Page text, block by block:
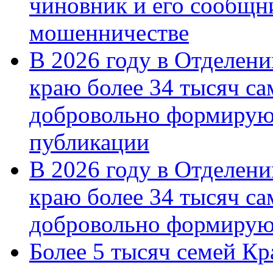
чиновник и его
мошенничестве
В 2026 году в
краю более 34 тысяч
добровольно
публикации
В 2026 году в
краю более 34 тысяч
добровольно
Более 5 тысяч семей